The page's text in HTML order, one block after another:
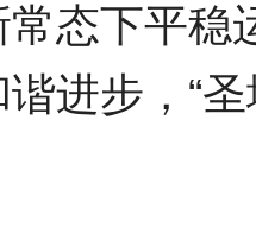
常态下平
进步，“